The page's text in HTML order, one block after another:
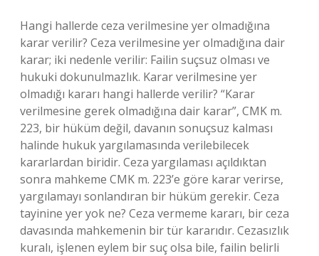
Hangi hallerde ceza verilmesine yer olmadığına
karar verilir? Ceza verilmesine yer olmadığına dair
karar; iki nedenle verilir: Failin suçsuz olması ve
hukuki dokunulmazlık. Karar verilmesine yer
olmadığı kararı hangi hallerde verilir? “Karar
verilmesine gerek olmadığına dair karar”, CMK m.
223, bir hüküm değil, davanın sonuçsuz kalması
halinde hukuk yargılamasında verilebilecek
kararlardan biridir. Ceza yargılaması açıldıktan
sonra mahkeme CMK m. 223’e göre karar verirse,
yargılamayı sonlandıran bir hüküm gerekir. Ceza
tayinine yer yok ne? Ceza vermeme kararı, bir ceza
davasında mahkemenin bir tür kararıdır. Cezasızlık
kuralı, işlenen eylem bir suç olsa bile, failin belirli